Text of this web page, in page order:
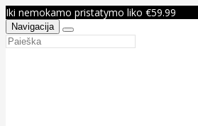
Iki nemokamo pristatymo liko €59.99
Navigacija